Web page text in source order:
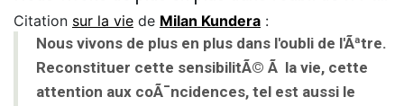
Citation sur la vie de Milan Kundera :
Nous vivons de plus en plus dans l'oubli de l'Ãªtre.
Reconstituer cette sensibilitÃ© Ã la vie, cette
attention aux coÃ¯ncidences, tel est aussi le